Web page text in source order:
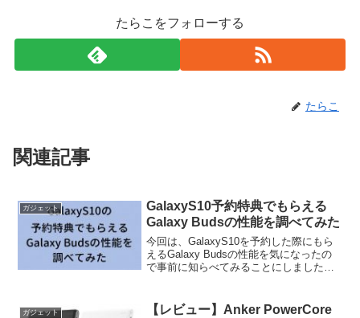
たらこをフォローする
たらこ
関連記事
ガジェット
GalaxyS10予約特典でもらえる
Galaxy Budsの性能を調べてみた
今回は、GalaxyS10を予約した際にもら
えるGalaxy Budsの性能を気になったの
で事前に知らべてみることにしました。
おう。うん。
ガジェット
【レビュー】Anker PowerCore